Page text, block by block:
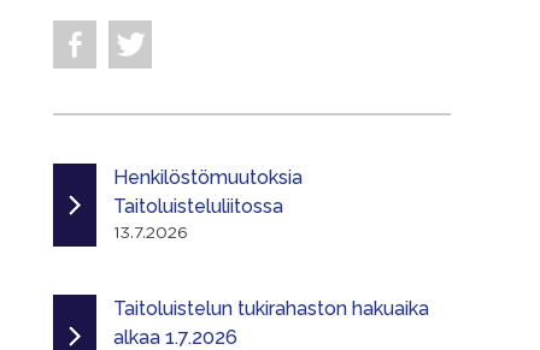
Henkilöstömuutoksia
Taitoluisteluliitossa
13.7.2026
Taitoluistelun tukirahaston hakuaika
alkaa 1.7.2026